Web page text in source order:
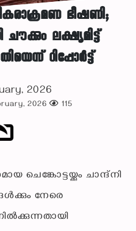
ഭീഷണി;
ചൗക്കും ലക്ഷ്യമിട്ട്
റിപ്പോർട്ട്
2026
2026 115
ചെങ്കോട്ടയ്ക്കും ചാന്ദ്‌നി
നേരെ